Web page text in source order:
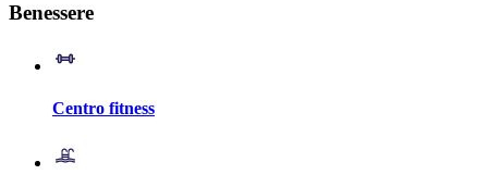
Benessere
Centro fitness